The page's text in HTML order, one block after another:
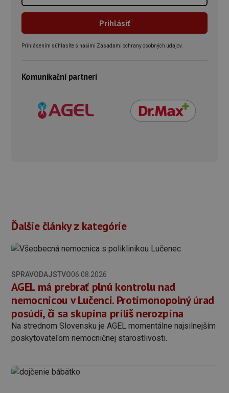
Prihlásením súhlasíte s našimi Zásadami ochrany osobných údajov.
Komunikační partneri
Ďalšie články z kategórie
SPRAVODAJSTVO06.08.2026
AGEL má prebrať plnú kontrolu nad
nemocnicou v Lučenci. Protimonopolný úrad
posúdi, či sa skupina príliš nerozpína
Na strednom Slovensku je AGEL momentálne najsilnejším
poskytovateľom nemocničnej starostlivosti.